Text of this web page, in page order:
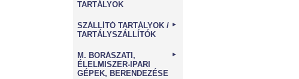
TARTÁLYOK
SZÁLLÍTÓ TARTÁLYOK /
TARTÁLYSZÁLLÍTÓK
►
M. BORÁSZATI,
ÉLELMISZER-IPARI
GÉPEK, BERENDEZÉSE
►